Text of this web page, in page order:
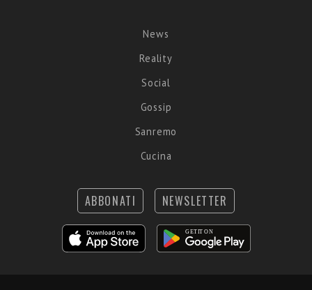
News
Reality
Social
Gossip
Sanremo
Cucina
ABBONATI NEWSLETTER